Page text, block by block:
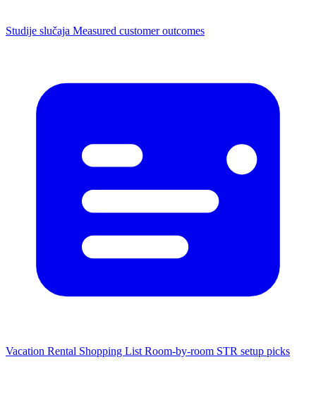
Studije slučaja Measured customer outcomes
Vacation Rental Shopping List Room-by-room STR setup picks